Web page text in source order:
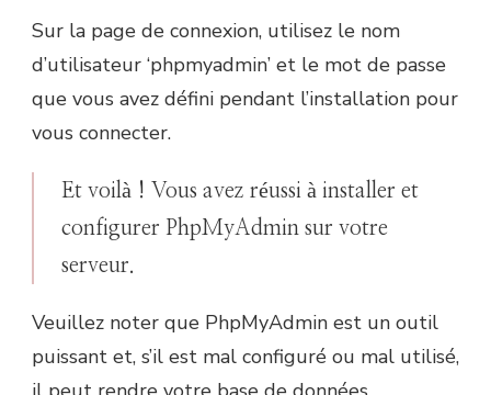
Sur la page de connexion, utilisez le nom
d’utilisateur ‘phpmyadmin’ et le mot de passe
que vous avez défini pendant l’installation pour
vous connecter.
Et voilà ! Vous avez réussi à installer et
configurer PhpMyAdmin sur votre
serveur.
Veuillez noter que PhpMyAdmin est un outil
puissant et, s’il est mal configuré ou mal utilisé,